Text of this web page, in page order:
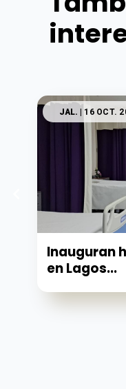
JAL. | 16 OCT.
Inauguran
en Lagos...